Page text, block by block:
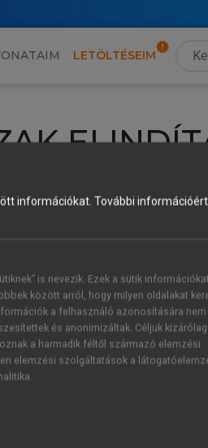
LETÖLTÉSEIM
iskolai azonosítóddal vagy
hozzáférésrevagy
vagy hozz
ÚJ FIÓK
1 óra
információkat. További
is nevezik. Ezek a sütik
között arról, hogy milyen oldalakat
a felhasználó azonosítására nem
és anonimizáltak. Céljuk
a harmadik féltől származó elemzési
elemzési szolgáltatások a